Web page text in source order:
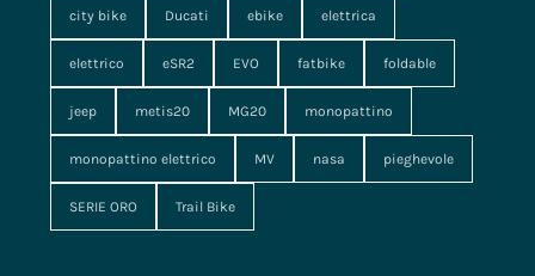
city bike Ducati ebike elettrica
elettrico eSR2 EVO fatbike foldable
jeep metis20 MG20 monopattino
monopattino elettrico MV nasa pieghevole
SERIE ORO Trail Bike